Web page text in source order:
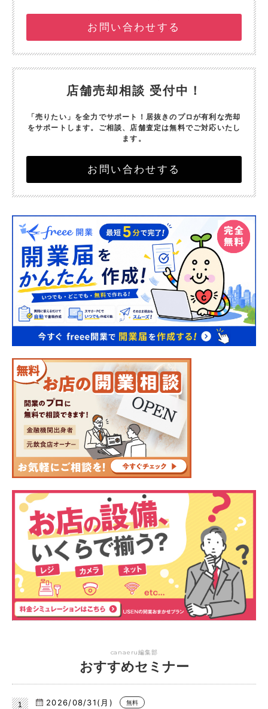
お問い合わせする
店舗売却相談 受付中！
「売りたい」を全力でサポート！ 居抜きのプロが有利な売却
をサポートします。 ご相談、店舗査定は無料でご対応いたし
ます。
お問い合わせする
canaeru編集部
おすすめセミナー
2026/08/31(月) 無料